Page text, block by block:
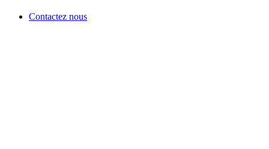
Contactez nous